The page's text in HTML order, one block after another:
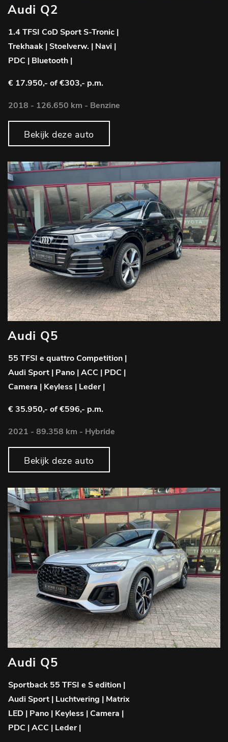
Audi Q2
1.4 TFSI CoD Sport S-Tronic |
Trekhaak | Stoelverw. | Navi |
PDC | Bluetooth |
€ 17.950,- of €303,- p.m.
2018 - 126.650 km - Benzine
Bekijk deze auto
Audi Q5
55 TFSI e quattro Competition |
Audi Sport | Pano | ACC | PDC |
Camera | Keyless | Leder |
€ 35.950,- of €596,- p.m.
2021 - 89.358 km - Hybride
Bekijk deze auto
Audi Q5
Sportback 55 TFSI e S edition |
Audi Sport | Luchtvering | Matrix
LED | Pano | Keyless | Camera |
PDC | ACC | Leder |